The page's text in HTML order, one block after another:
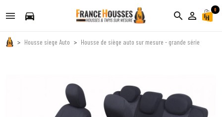
directions_car search person_outline
0
Housse siege Auto Housse de siège auto sur mesure - grande série